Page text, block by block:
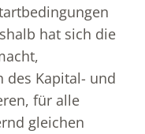
hat sich die
des Kapital- und
für alle
gleichen